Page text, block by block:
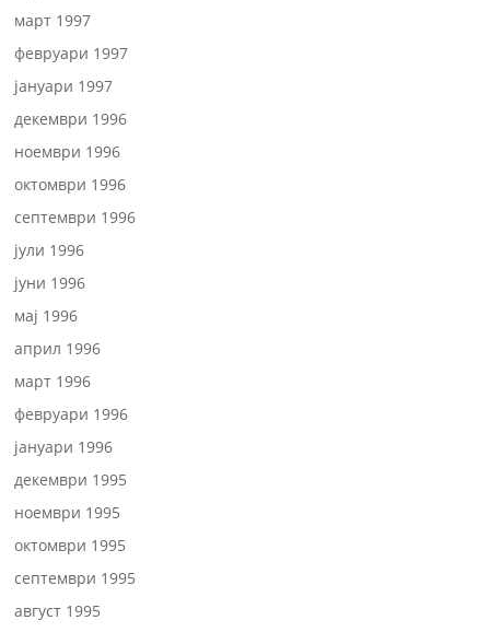
март 1997
февруари 1997
јануари 1997
декември 1996
ноември 1996
октомври 1996
септември 1996
јули 1996
јуни 1996
мај 1996
април 1996
март 1996
февруари 1996
јануари 1996
декември 1995
ноември 1995
октомври 1995
септември 1995
август 1995